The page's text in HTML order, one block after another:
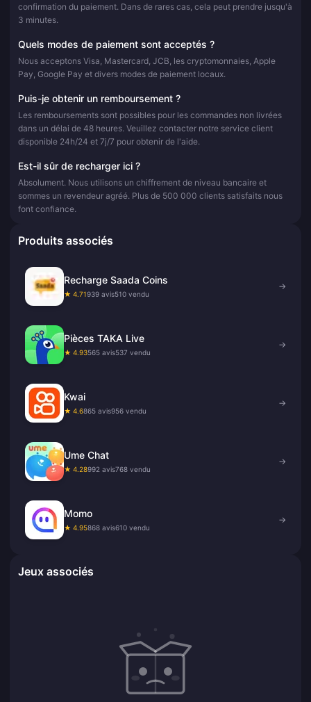
confirmation du paiement. Dans de rares cas, cela peut prendre jusqu'à
3 minutes.
Quels modes de paiement sont acceptés ?
Nous acceptons Visa, Mastercard, JCB, les cryptomonnaies, Apple
Pay, Google Pay et divers modes de paiement locaux.
Puis-je obtenir un remboursement ?
Les remboursements sont possibles pour les commandes non livrées
dans un délai de 48 heures. Veuillez contacter notre service client
disponible 24h/24 et 7j/7 pour obtenir de l'aide.
Est-il sûr de recharger ici ?
Absolument. Nous utilisons un chiffrement de niveau bancaire et
sommes un revendeur agréé. Plus de 500 000 clients satisfaits nous
font confiance.
Produits associés
Recharge Saada Coins
★ 4.71939 avis510 vendu
→
Pièces TAKA Live
★ 4.93565 avis537 vendu
→
Kwai
★ 4.6865 avis956 vendu
→
Ume Chat
★ 4.28992 avis768 vendu
→
Momo
★ 4.95868 avis610 vendu
→
Jeux associés